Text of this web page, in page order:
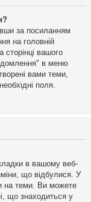
за посиланням
на головній
сторінці вашого
в меню
вами теми,
поля.
в вашому веб-
що відбулися. У
на теми. Ви можете
що знаходиться у